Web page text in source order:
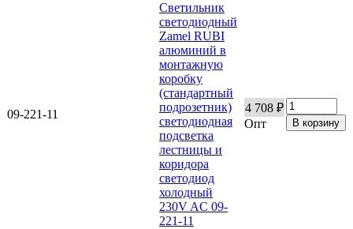
09-221-11
Светильник
светодиодный
Zamel RUBI
алюминий в
монтажную
коробку
(стандартный
подрозетник)
светодиодная
подсветка
лестницы и
коридора
светодиод
холодный
230V AC 09-
221-11
4 708 ₽
Опт